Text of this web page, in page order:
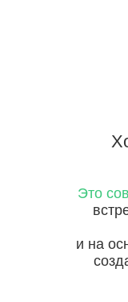
Это
и на